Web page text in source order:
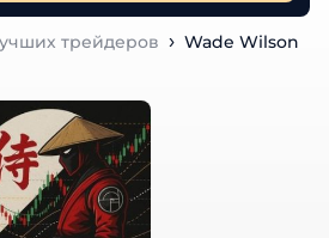
трейдеров